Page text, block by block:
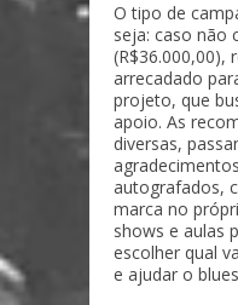
O tipo de
seja: caso não
(R$36.000,00),
arrecadado
projeto, que
apoio. As
diversas,
autografados,
marca no
shows e aulas
escolher qual
e ajudar o